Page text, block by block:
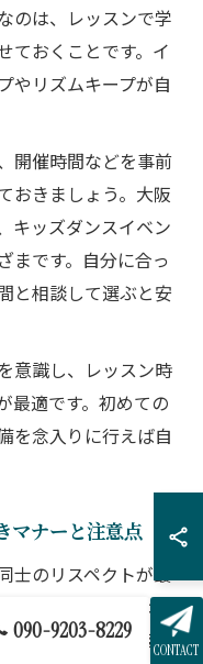
のは、レッスンで学
ておくことです。イ
やリズムキープが自
開催時間などを事前
おきましょう。大阪
キッズダンスイベン
まです。自分に合っ
と相談して選ぶと安
意識し、レッスン時
最適です。初めての
を念入りに行えば自
マナーと注意点
士のリスペクトが最
番を守ることはも
ンスを応援する姿勢
090-9203-8229
CONTACT